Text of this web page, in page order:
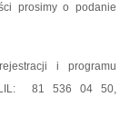
prosimy o podanie
i programu
81 536 04 50,